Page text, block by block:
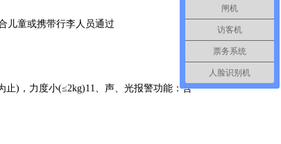
儿童或携带行李人员通过
)，力度小(≤2kg)11、声、光报警功能：含
闸机
访客机
票务系统
人脸识别机